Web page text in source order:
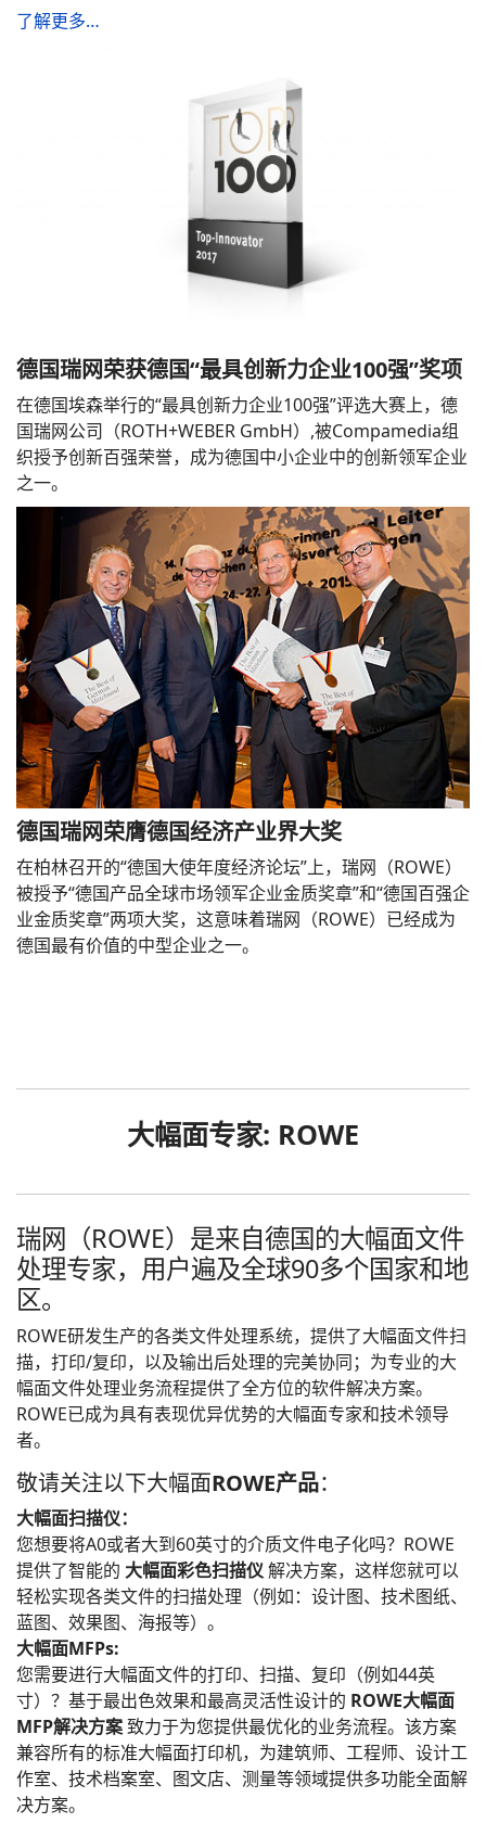
了解更多…
德国瑞网荣获德国“最具创新力企业100强”奖项
在德国埃森举行的“最具创新力企业100强”评选大赛上，德
国瑞网公司（ROTH+WEBER GmbH）,被Compamedia组
织授予创新百强荣誉，成为德国中小企业中的创新领军企业
之一。
德国瑞网荣膺德国经济产业界大奖
在柏林召开的“德国大使年度经济论坛”上，瑞网（ROWE）
被授予“德国产品全球市场领军企业金质奖章”和“德国百强企
业金质奖章”两项大奖，这意味着瑞网（ROWE）已经成为
德国最有价值的中型企业之一。
大幅面专家: ROWE
瑞网（ROWE）是来自德国的大幅面文件
处理专家，用户遍及全球90多个国家和地
区。
ROWE研发生产的各类文件处理系统，提供了大幅面文件扫
描，打印/复印，以及输出后处理的完美协同；为专业的大
幅面文件处理业务流程提供了全方位的软件解决方案。
ROWE已成为具有表现优异优势的大幅面专家和技术领导
者。
敬请关注以下大幅面ROWE产品：
大幅面扫描仪：
您想要将A0或者大到60英寸的介质文件电子化吗？ROWE
提供了智能的 大幅面彩色扫描仪解决方案，这样您就可以
轻松实现各类文件的扫描处理（例如：设计图、技术图纸、
蓝图、效果图、海报等）。
大幅面MFPs:
您需要进行大幅面文件的打印、扫描、复印（例如44英
寸）？基于最出色效果和最高灵活性设计的 ROWE大幅面
MFP解决方案致力于为您提供最优化的业务流程。该方案
兼容所有的标准大幅面打印机，为建筑师、工程师、设计工
作室、技术档案室、图文店、测量等领域提供多功能全面解
决方案。